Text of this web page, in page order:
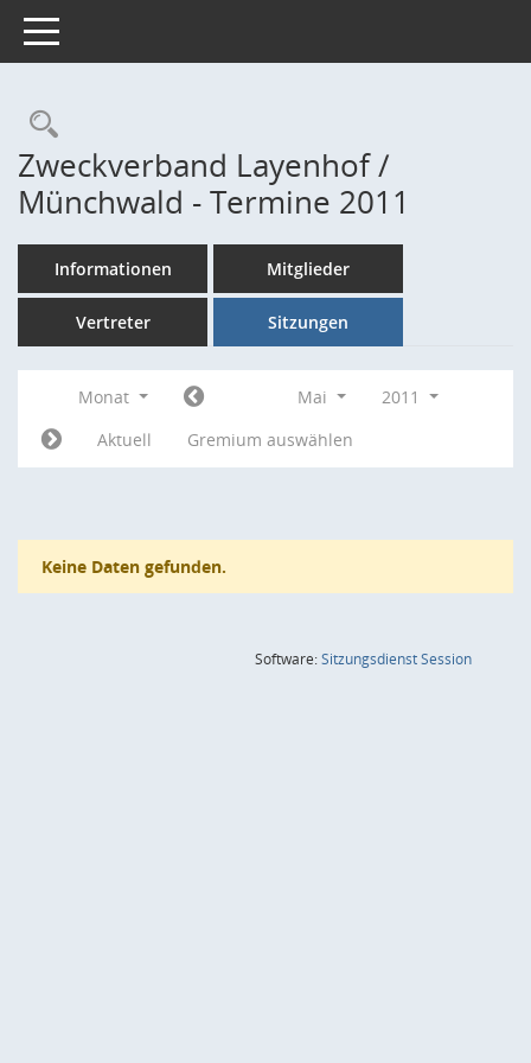
Toggle navigation
Rechercheauswahl
Zweckverband Layenhof /
Münchwald - Termine 2011
Informationen Mitglieder
Vertreter Sitzungen
Monat Mai
2011
Aktuell
Gremium auswählen
Keine Daten gefunden.
Software:SitzungsdienstSession(Wird in